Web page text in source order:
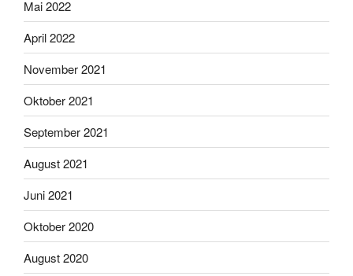
Mai 2022
April 2022
November 2021
Oktober 2021
September 2021
August 2021
Juni 2021
Oktober 2020
August 2020